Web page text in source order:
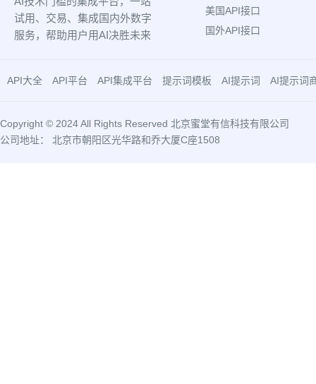
试用、交易、集成国内外数字
服务，帮助用户用AI决胜未来
美国API接口
国外API接口
API大全 API平台 API集成平台 提示词模板 AI提示词 AI提示词
Copyright © 2024 All Rights Reserved 北京蜜堂有信科技有限公司
公司地址： 北京市朝阳区光华路和乔大厦C座1508